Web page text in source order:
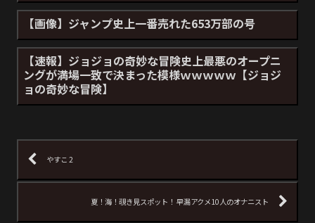
【画像】ジャンプ史上一番売れた653万部の号
【速報】ジョジョの奇妙な冒険史上最悪のオープニ
ングが満場一致で決まった模様ｗｗｗｗｗ【ジョジ
ョの奇妙な冒険】
やすこ 2
夏！海！覗き見スポット！ 早漏アクメ10人のオナニスト